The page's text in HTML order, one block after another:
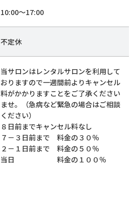
10:00～17:00
不定休
当サロンはレンタルサロンを利用して
おりますので一週間前よりキャンセル
料がかかりますことをご了承ください
ませ。（急病など緊急の場合はご相談
ください）
８日前までキャンセル料なし
７－３日前まで 料金の３０％
２－１日前まで 料金の５０％
当日 料金の１００％